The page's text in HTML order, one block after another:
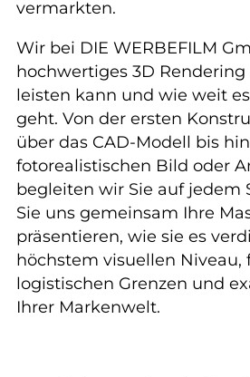
vermarkten.
Wir bei DIE WERBEFILM
hochwertiges 3D
leisten kann und wie weit
geht. Von der ersten
über das CAD-Modell bis
fotorealistischen Bild oder
begleiten wir Sie auf jedem
Sie uns gemeinsam Ihre
präsentieren, wie sie es
höchstem visuellen Niveau,
logistischen Grenzen und
Ihrer Markenwelt.